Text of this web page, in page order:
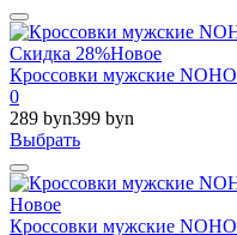
Скидка 28%Новое
Кроссовки мужские NOHO
0
289 byn399 byn
Выбрать
Новое
Кроссовки мужские NOHO